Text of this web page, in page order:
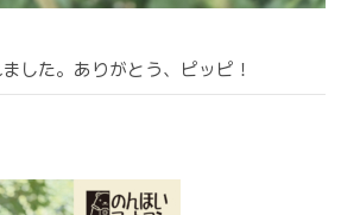
した。ありがとう、ピッピ！